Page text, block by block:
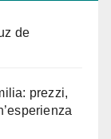
de
prezzi,